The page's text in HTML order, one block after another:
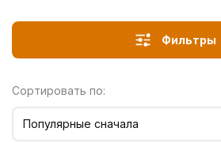
Фильтры
Сортировать по:
Популярные сначала